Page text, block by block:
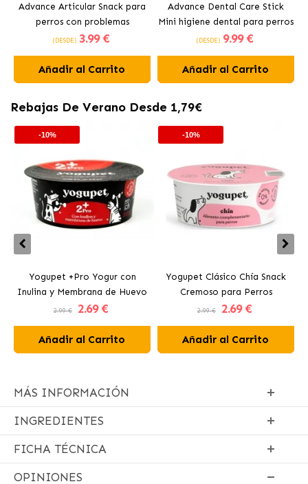
Advance Articular Snack para
perros con problemas
ariculares
(DESDE) 3.99 €
Añadir al Carrito
Advance Dental Care Stick
Mini higiene dental para perros
(DESDE) 9.99 €
Añadir al Carrito
Rebajas De Verano Desde 1,79€
-10%
Yogupet +Pro Yogur con
Inulina y Membrana de Huevo
para Perros y Gatos
2.99 € 2.69 €
Añadir al Carrito
-10%
Yogupet Clásico Chía Snack
Cremoso para Perros
2.99 € 2.69 €
Añadir al Carrito
MÁS INFORMACIÓN
INGREDIENTES
FICHA TÉCNICA
OPINIONES